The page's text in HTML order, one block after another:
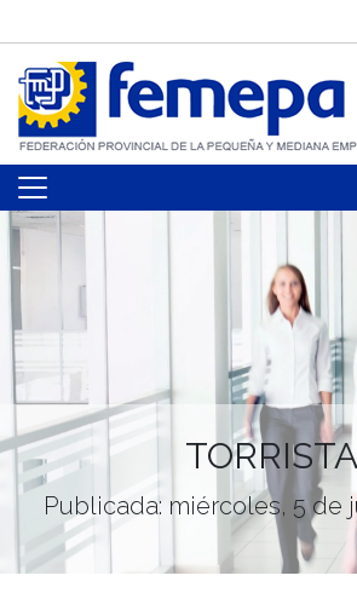
TORRISTA
Publicada: miércoles, 5 de